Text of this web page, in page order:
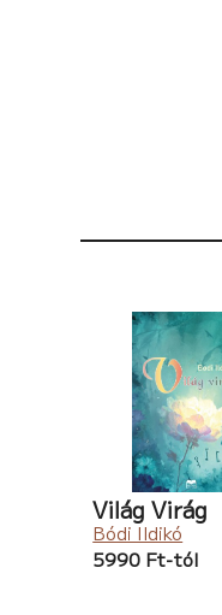
Világ Virág
Bódi Ildikó
5990 Ft-tól